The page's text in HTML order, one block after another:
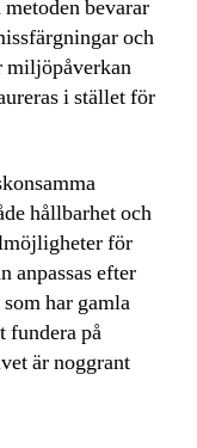
bevarar
och
miljöpåverkan
i stället för
hållbarhet och
för
anpassas efter
har gamla
fundera på
är noggrant